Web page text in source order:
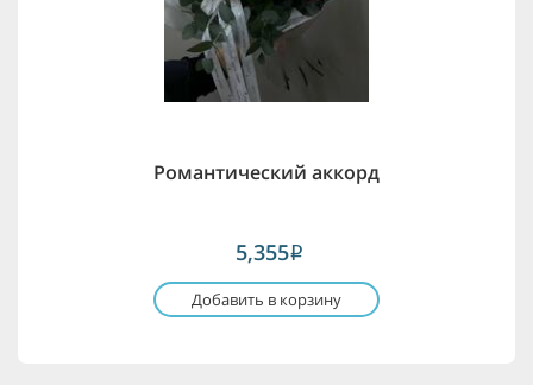
Романтический аккорд
5,355i
Добавить в корзину